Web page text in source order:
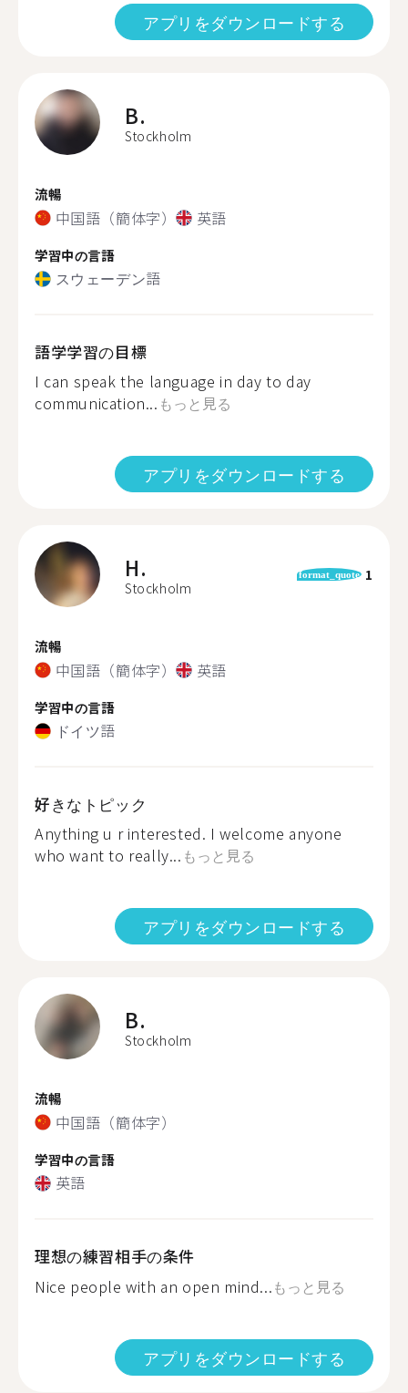
アプリをダウンロードする
B.
Stockholm
流暢
中国語（簡体字） 英語
学習中の言語
スウェーデン語
語学学習の目標
I can speak the language in day to day
communication... もっと見る
アプリをダウンロードする
H.
Stockholm
format_quote 1
流暢
中国語（簡体字） 英語
学習中の言語
ドイツ語
好きなトピック
Anything u r interested. I welcome anyone
who want to really... もっと見る
アプリをダウンロードする
B.
Stockholm
流暢
中国語（簡体字）
学習中の言語
英語
理想の練習相手の条件
Nice people with an open mind...もっと見る
アプリをダウンロードする